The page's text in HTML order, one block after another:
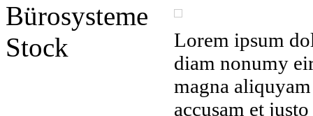
Lorem ipsum
diam nonumy
magna
accusam et
Bürosysteme
Stock